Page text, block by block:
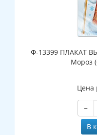
Ф-13399 ПЛАКАТ
Мороз
Цена
−
В